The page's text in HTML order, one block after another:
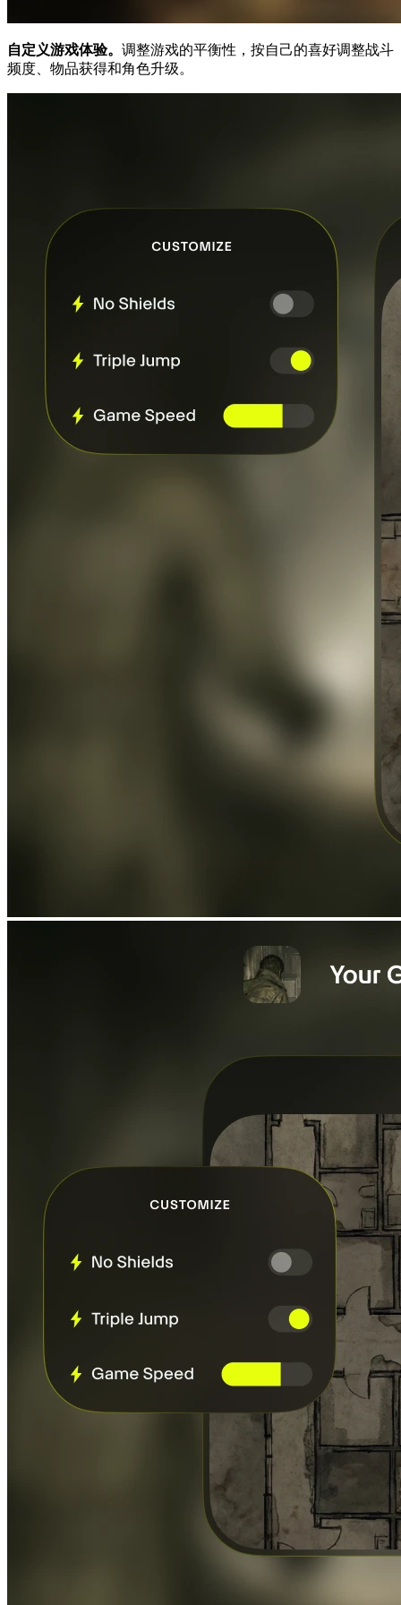
自定义游戏体验。 调整游戏的平衡性，按自己的喜好调整战斗
频度、物品获得和角色升级。